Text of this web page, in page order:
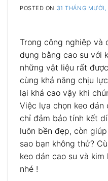
POSTED ON 31 THÁNG
Trong công nghiêp và
dụng bằng cao su với
những vật liệu rất
cùng khả năng chịu
lại khá cao vậy khi
Việc lựa chọn keo dán
chỉ đảm bảo tính kết
luôn bền đẹp, còn
sao bạn không thử?
keo dán cao su và
nhé !